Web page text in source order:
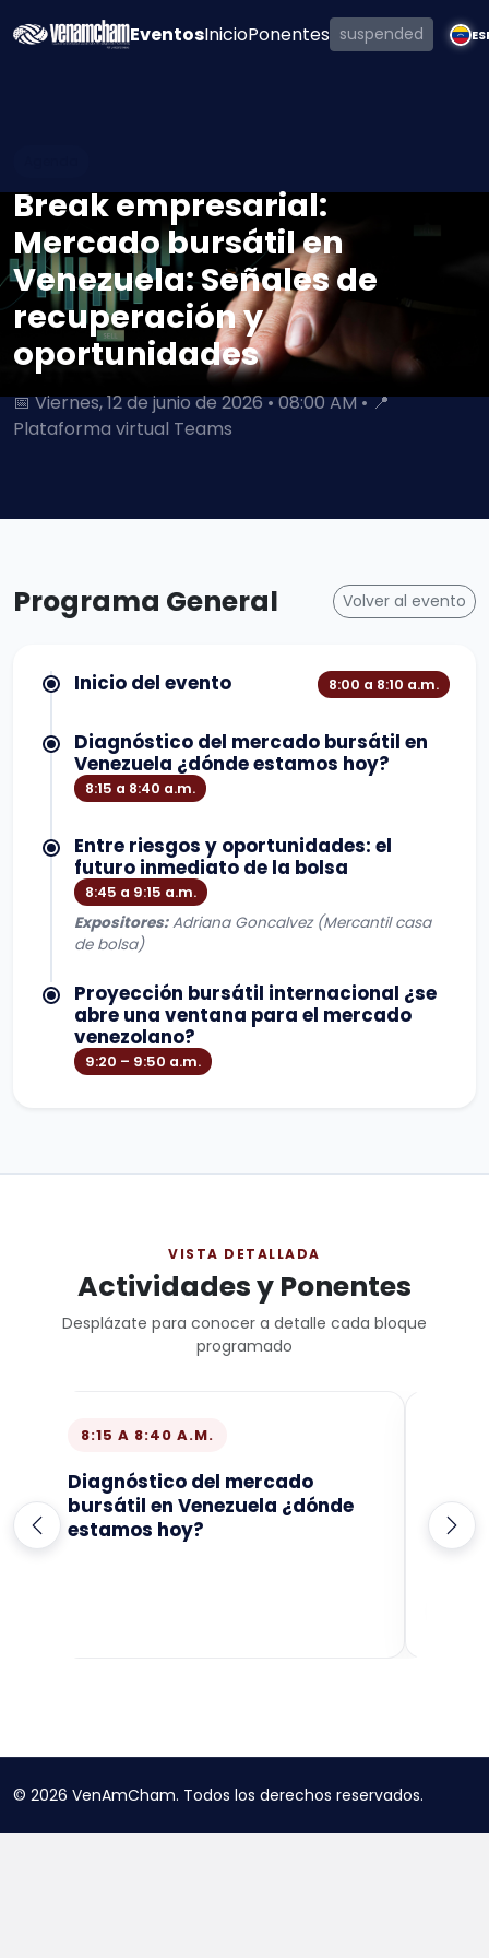
EventosInicioPonentes suspended
Break empresarial:
Mercado bursátil en
Venezuela: Señales de
recuperación y
oportunidades
📅 Viernes, 12 de junio de 2026 • 08:00 AM • 📍
Plataforma virtual Teams
Programa General Volver al evento
Inicio del evento 8:00 a 8:10 a.m.
Diagnóstico del mercado bursátil en
Venezuela ¿dónde estamos hoy?
8:15 a 8:40 a.m.
Entre riesgos y oportunidades: el
futuro inmediato de la bolsa
8:45 a 9:15 a.m.
Expositores:Adriana Goncalvez (Mercantil casa
de bolsa)
Proyección bursátil internacional ¿se
abre una ventana para el mercado
venezolano?
9:20 – 9:50 a.m.
VISTA DETALLADA
Actividades y Ponentes
Desplázate para conocer a detalle cada bloque
programado
8:15 A 8:40 A.M.
Diagnóstico del mercado
bursátil en Venezuela ¿dónde
estamos hoy?
el
© 2026 VenAmCham. Todos los derechos reservados.